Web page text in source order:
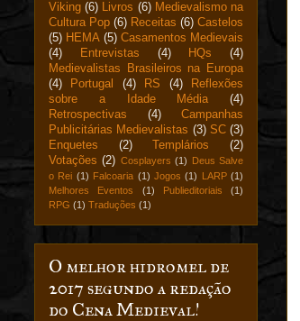
Viking (6) Livros (6) Medievalismo na
Cultura Pop (6) Receitas (6) Castelos
(5) HEMA (5) Casamentos Medievais
(4)
Entrevistas (4) HQs
(4)
Medievalistas Brasileiros na Europa
(4)
Portugal (4) RS (4)
Reflexões
sobre a Idade Média
(4)
Retrospectivas
(4)
Campanhas
Publicitárias Medievalistas (3) SC (3)
Enquetes
(2) Templários
(2)
Votações (2) Cosplayers (1) Deus Salve
o Rei (1) Falcoaria (1) Jogos (1) LARP (1)
Melhores Eventos
(1) Publieditoriais
(1)
RPG (1) Traduções (1)
O melhor hidromel de
2017 segundo a redação
do Cena Medieval!